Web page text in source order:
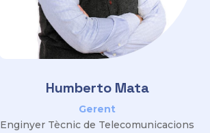
Humberto Mata
Gerent
Enginyer Tècnic de Telecomunicacions